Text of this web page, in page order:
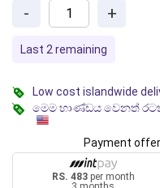
- +
Last 2 remaining
Low cost islandwide
මෙම භාණ්ඩය වෙනත්
Payment
RS. 483per month